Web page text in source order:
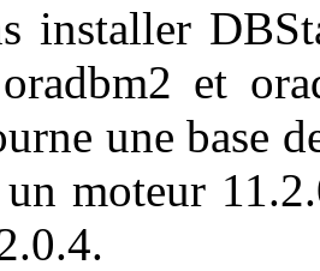
installer
et
une base
un moteur